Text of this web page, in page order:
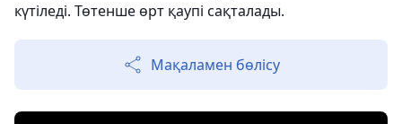
күтіледі. Төтенше өрт қаупі сақталады.
Мақаламен бөлісу